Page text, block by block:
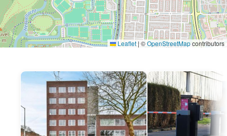
Leaflet | ©OpenStreetMapcontributors